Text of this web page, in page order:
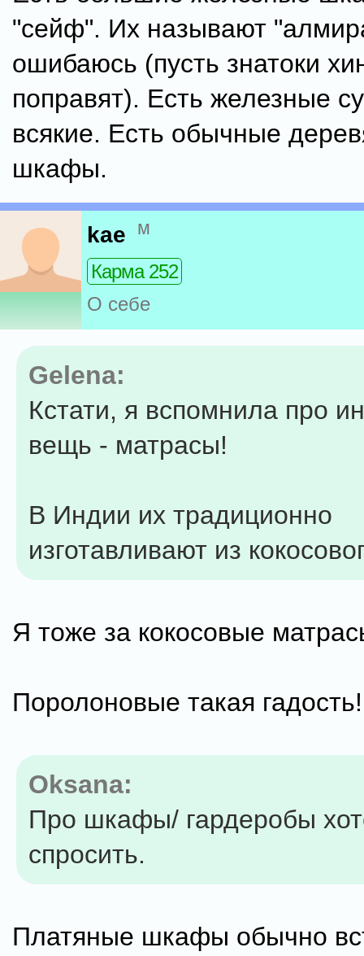
"сейф". Их называют
ошибаюсь (пусть знатоки
поправят). Есть железные
всякие. Есть обычные
шкафы.
kae м
Карма 252
О себе
Gelena:
Кстати, я вспомнила про
вещь - матрасы!
В Индии их традиционно
изготавливают из
Я тоже за кокосовые
Поролоновые такая гадость!
Oksana:
Про шкафы/ гардеробы
спросить.
Платяные шкафы обычно